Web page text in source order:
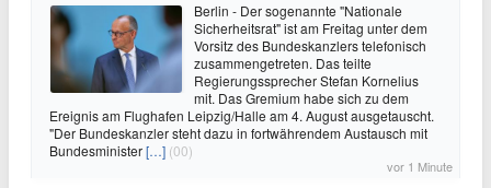
Berlin - Der sogenannte "Nationale
Sicherheitsrat" ist am Freitag unter dem
Vorsitz des Bundeskanzlers telefonisch
zusammengetreten. Das teilte
Regierungssprecher Stefan Kornelius
mit. Das Gremium habe sich zu dem
Ereignis am Flughafen Leipzig/Halle am 4. August ausgetauscht.
"Der Bundeskanzler steht dazu in fortwährendem Austausch mit
Bundesminister[…] (00)
vor 1 Minute